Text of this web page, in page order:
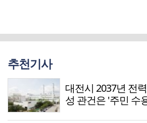
추천기사
대전시 2037년 전
성 관건은 '주민 수